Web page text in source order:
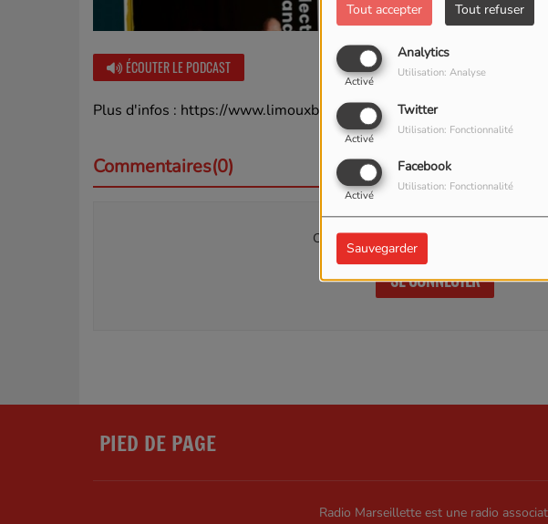
Tout accepter Tout refuser
Analytics
Activé
Utilisation: Analyse
Twitter
Activé
Utilisation: Fonctionnalité
Facebook
Activé
Utilisation: Fonctionnalité
Sauvegarder
ÉCOUTER LE PODCAST
Plus d'infos : https://www.limouxbrass.fr/
Commentaires(0)
Connectez-vous pour commenter cet article
SE CONNECTER
PIED DE PAGE
Radio Marseillette est une radio